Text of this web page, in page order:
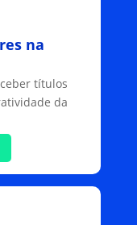
na
títulos
da